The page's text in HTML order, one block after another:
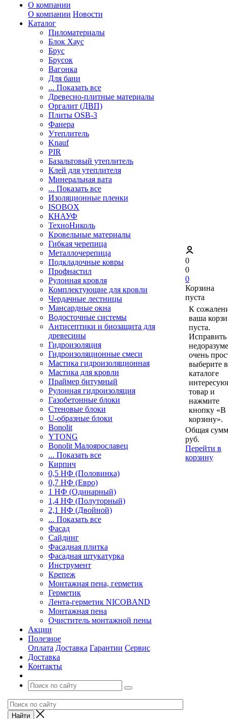
О компании
О компании Новости
Каталог
Пиломатериалы
Блок Хаус
Брус
Брусок
Вагонка
Для бани
... Показать все
Древесно-плитные материалы
Оргалит (ДВП)
Плиты OSB-3
Фанера
Утеплитель
Knauf
PIR
Базальтовый утеплитель
Клей для утеплителя
Минеральная вата
... Показать все
Изоляционные пленки
ISOBOX
КНАУФ
ТехноНиколь
Кровельные материалы
Гибкая черепица
Металлочерепица
Подкладочные ковры
Профнастил
Рулонная кровля
Комплектующие для кровли
Чердачные лестницы
Мансардные окна
Водосточные системы
Антисептики и биозащита для
древесины
Гидроизоляция
Гидроизоляционные смеси
Мастика гидроизоляционная
Мастика для кровли
Праймер битумный
Рулонная гидроизоляция
Газобетонные блоки
Стеновые блоки
U-образные блоки
Bonolit
YTONG
Bonolit Малоярославец
... Показать все
Кирпич
0,5 НФ (Половинка)
0,7 НФ (Евро)
1 НФ (Одинарный)
1,4 НФ (Полуторный)
2,1 НФ (Двойной)
... Показать все
Фасад
Сайдинг
Фасадная плитка
Фасадная штукатурка
Инструмент
Крепеж
Монтажная пена, герметик
Герметик
Лента-герметик NICOBAND
Монтажная пена
Очиститель монтажной пены
Акции
Полезное
Оплата Доставка Гарантии Сервис
Доставка
Контакты
0
0
0
Корзина
пуста
К
ваша
пуста.
Исправить
очень
выберите в
каталоге
товар и
нажмите
кнопку «В
корзину».
Общая
руб.
Перейти в
корзину